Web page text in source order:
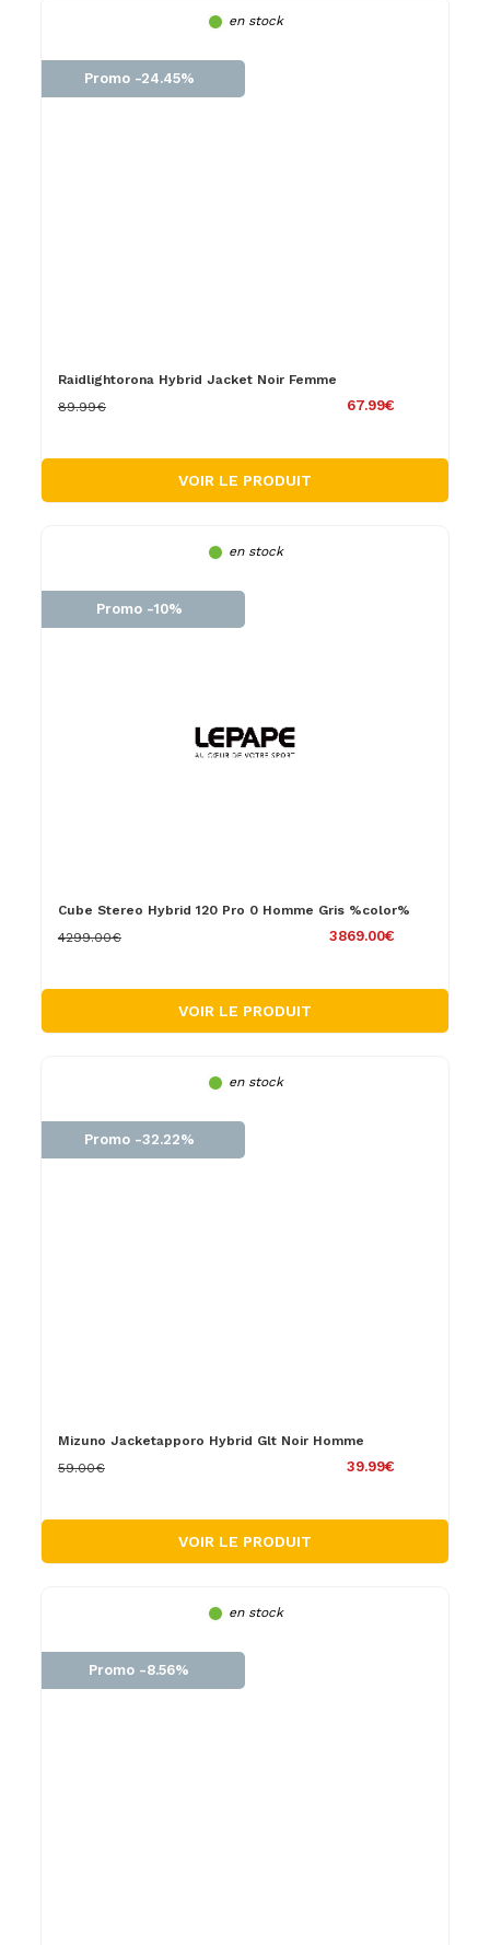
en stock
Promo -24.45%
Raidlightorona Hybrid Jacket Noir Femme
67.99€
89.99€
VOIR LE PRODUIT
en stock
Promo -10%
Cube Stereo Hybrid 120 Pro 0 Homme Gris %color%
3869.00€
4299.00€
VOIR LE PRODUIT
en stock
Promo -32.22%
Mizuno Jacketapporo Hybrid Glt Noir Homme
39.99€
59.00€
VOIR LE PRODUIT
en stock
Promo -8.56%